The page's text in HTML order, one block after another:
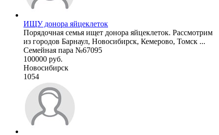
ИЩУ донора яйцеклеток
Порядочная семья ищет донора яйцеклеток. Рассмотрим
из городов Барнаул, Новосибирск, Кемерово, Томск ...
Семейная пара №67095
100000 руб.
Новосибирск
1054